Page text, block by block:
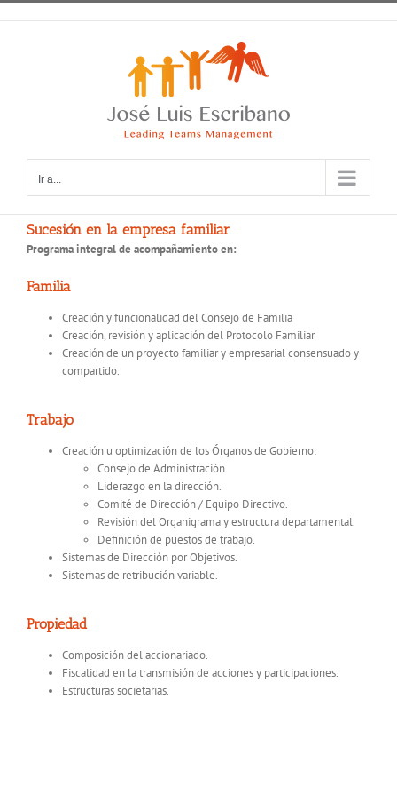
Saltar
al
Ir a...
Sucesión en la empresa familiar
Programa integral de acompañamiento en:
Familia
Creación y funcionalidad del Consejo de Familia
Creación, revisión y aplicación del Protocolo Familiar
Creación de un proyecto familiar y empresarial consensuado y
compartido.
Trabajo
Creación u optimización de los Órganos de Gobierno:
Consejo de Administración.
Liderazgo en la dirección.
Comité de Dirección / Equipo Directivo.
Revisión del Organigrama y estructura departamental.
Definición de puestos de trabajo.
Sistemas de Dirección por Objetivos.
Sistemas de retribución variable.
Propiedad
Composición del accionariado.
Fiscalidad en la transmisión de acciones y participaciones.
Estructuras societarias.